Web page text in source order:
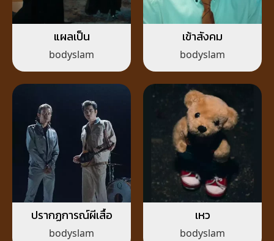
แผลเป็น
bodyslam
เข้าสังคม
bodyslam
ปรากฏการณ์ผีเสื้อ
bodyslam
เหว
bodyslam